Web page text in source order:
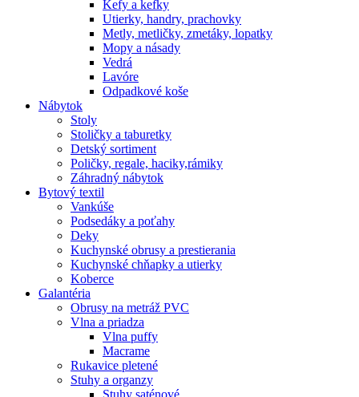
Kefy a kefky
Utierky, handry, prachovky
Metly, metličky, zmetáky, lopatky
Mopy a násady
Vedrá
Lavóre
Odpadkové koše
Nábytok
Stoly
Stoličky a taburetky
Detský sortiment
Poličky, regale, haciky,rámiky
Záhradný nábytok
Bytový textil
Vankúše
Podsedáky a poťahy
Deky
Kuchynské obrusy a prestierania
Kuchynské chňapky a utierky
Koberce
Galantéria
Obrusy na metráž PVC
Vlna a priadza
Vlna puffy
Macrame
Rukavice pletené
Stuhy a organzy
Stuhy saténové